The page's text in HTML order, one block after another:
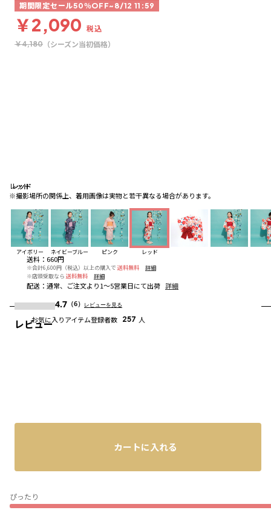
レッド
※撮影場所の関係上、着用画像は実物と若干異なる場合があります。
レッド
レッド
アイボリー ネイビーブルー ピンク レッド
レビュー
ぴったり
送料 ： 660円
※合計6,600円（税込）以上の購入で 送料無料
詳細
※店頭受取なら 送料無料 詳細
配送 ：通常、ご注文より1～5営業日にて出荷 詳細
4.7 （6） レビューを見る
お気に入りアイテム登録者数 257 人
期間限定セール50％OFF~8/12 11:59
￥2,090 税込
￥4,180 （シーズン当初価格）
カートに入れる